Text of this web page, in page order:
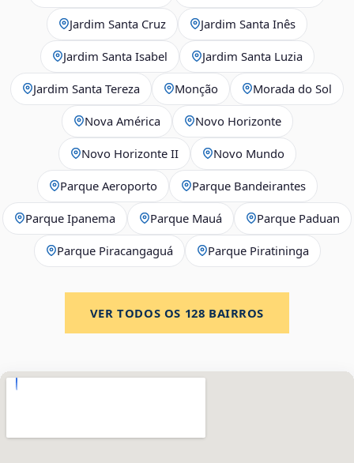
Jardim Santa Cruz Jardim Santa Inês
Jardim Santa Isabel Jardim Santa Luzia
Jardim Santa Tereza Monção Morada do Sol
Nova América Novo Horizonte
Novo Horizonte II Novo Mundo
Parque Aeroporto Parque Bandeirantes
Parque Ipanema Parque Mauá Parque Paduan
Parque Piracangaguá Parque Piratininga
VER TODOS OS 128 BAIRROS